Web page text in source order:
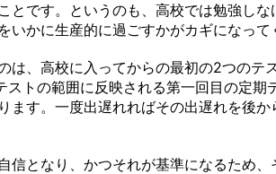
です。というのも、高校では勉強し
かに生産的に過ごすかがカギになって
、高校に入ってからの最初の2つの
トの範囲に反映される第一回目の定
す。一度出遅れればその出遅れを後
となり、かつそれが基準になるため